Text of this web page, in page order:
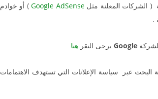
( الشركات المعلنة مثلGoogle AdSense) أو خوادم
.
لشركة Google يرجى النقر هنا
البحث عبر سياسة الإعلانات التي تستهدف الاهتمامات